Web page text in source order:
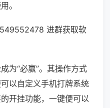
。
进群获取软
为“必赢”。其操作方式
以自定义手机打牌系统
开挂功能，一键便可以